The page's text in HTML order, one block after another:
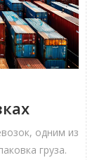
одним из
груза.